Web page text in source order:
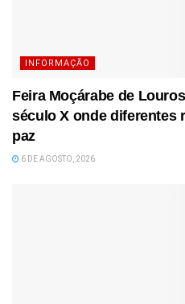
INFORMAÇÃO
Feira Moçárabe de
século X onde diferentes
paz
6 DE AGOSTO, 2026